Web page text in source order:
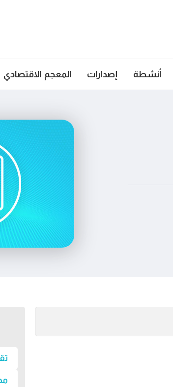
أنشطة إصدارات المعجم الاقتصادي